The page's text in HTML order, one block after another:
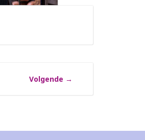
Volgende →